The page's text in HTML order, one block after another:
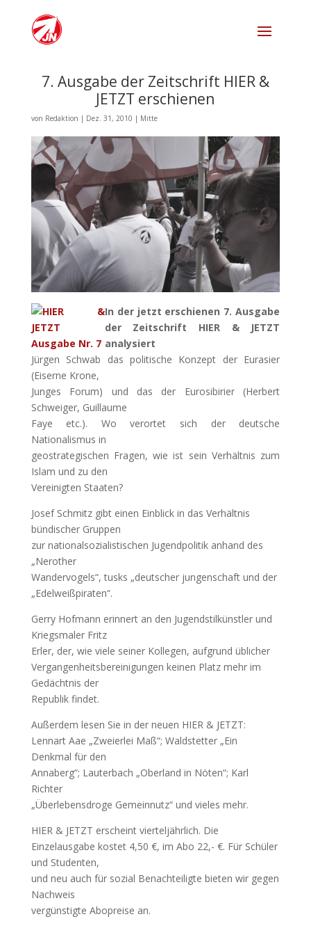
7. Ausgabe der Zeitschrift HIER &
JETZT erschienen
von Redaktion | Dez. 31, 2010 | Mitte
In der jetzt erschienen 7. Ausgabe
der Zeitschrift HIER & JETZT
analysiert
Jürgen Schwab das politische Konzept der Eurasier
(Eiserne Krone,
Junges Forum) und das der Eurosibirier (Herbert
Schweiger, Guillaume
Faye etc.). Wo verortet sich der deutsche
Nationalismus in
geostrategischen Fragen, wie ist sein Verhältnis zum
Islam und zu den
Vereinigten Staaten?
Josef Schmitz gibt einen Einblick in das Verhältnis
bündischer Gruppen
zur nationalsozialistischen Jugendpolitik anhand des
„Nerother
Wandervogels“, tusks „deutscher jungenschaft und der
„Edelweißpiraten“.
Gerry Hofmann erinnert an den Jugendstilkünstler und
Kriegsmaler Fritz
Erler, der, wie viele seiner Kollegen, aufgrund üblicher
Vergangenheitsbereinigungen keinen Platz mehr im
Gedächtnis der
Republik findet.
Außerdem lesen Sie in der neuen HIER & JETZT:
Lennart Aae „Zweierlei Maß“; Waldstetter „Ein
Denkmal für den
Annaberg“; Lauterbach „Oberland in Nöten“; Karl
Richter
„Überlebensdroge Gemeinnutz“ und vieles mehr.
HIER & JETZT erscheint vierteljährlich. Die
Einzelausgabe kostet 4,50 €, im Abo 22,- €. Für Schüler
und Studenten,
und neu auch für sozial Benachteiligte bieten wir gegen
Nachweis
vergünstigte Abopreise an.